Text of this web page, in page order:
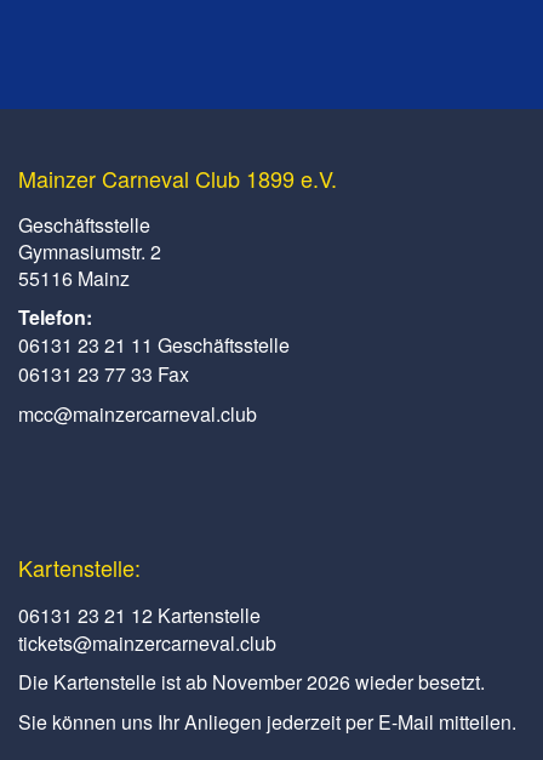
Mainzer Carneval Club 1899 e.V.
Geschäftsstelle
Gymnasiumstr. 2
55116 Mainz
Telefon:
06131 23 21 11 Geschäftsstelle
06131 23 77 33 Fax
mcc@mainzercarneval.club
Kartenstelle:
06131 23 21 12 Kartenstelle
tickets@mainzercarneval.club
Die Kartenstelle ist ab November 2026 wieder besetzt.
Sie können uns Ihr Anliegen jederzeit per E-Mail mitteilen.